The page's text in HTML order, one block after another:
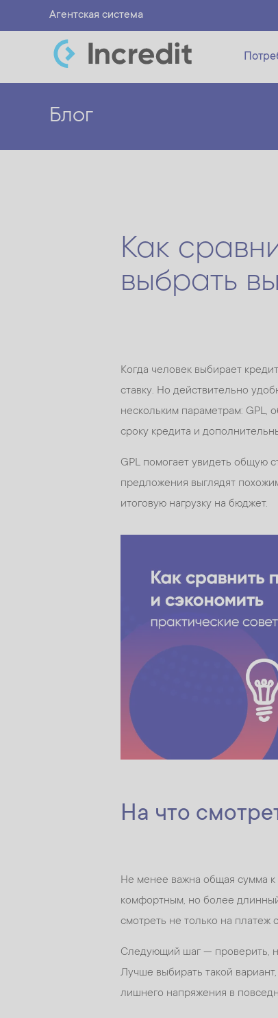
Агентская система
Блог
Как
выбрать
Когда человек выбирает
ставку. Но действительно
нескольким параметрам: GPL,
сроку кредита и
GPL помогает увидеть общую
предложения выглядят
итоговую нагрузку на бюджет.
На что
Не менее важна общая сумма к
комфортным, но более
смотреть не только на платеж
Следующий шаг — проверить,
Лучше выбирать такой
лишнего напряжения в